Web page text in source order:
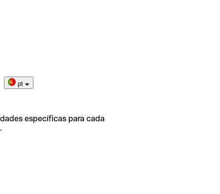
pt
específicas para cada